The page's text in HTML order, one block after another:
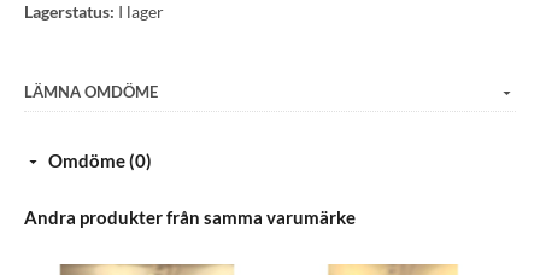
Lagerstatus: I lager
LÄMNA OMDÖME
Omdöme (0)
Andra produkter från samma varumärke